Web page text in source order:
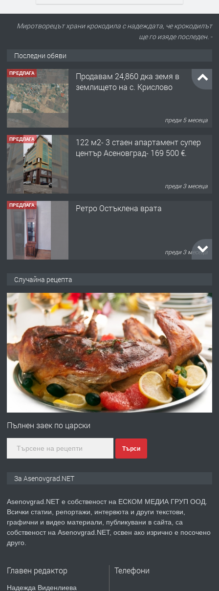
Миротворецът храни крокодила с надеждата, че крокодилът
ще го изяде последен. -
Последни обяви
ПРЕДЛАГА
Продавам 24,860 дка земя в
землището на с. Крислово
преди 5 месеца
ПРЕДЛАГА
122 м2- 3 стаен апартамент супер
център Асеновград- 169 500 €.
преди 3 месеца
ПРЕДЛАГА Ретро Остъклена врата
преди 3 месеца
преди 10 месеца
ПРЕДЛАГА
Професионална броячна машина -
със сертификат от ЕЦБ
преди 1 година
ПРЕДЛАГА
Професионална зеленчукорезачка
преди 2 години
ПРЕДЛАГА
Давам индивидуалани уроци по
Случайна рецепта
Пълнен заек по царски
Търси
За Asenovgrad.NET
Asenovgrad.NET е собственост на ЕСКОМ МЕДИА ГРУП ООД.
Всички статии, репортажи, интервюта и други текстови,
графични и видео материали, публикувани в сайта, са
собственост на Asenovgrad.NET, освен ако изрично е посочено
друго.
Главен редактор
Надежда Виденлиева
Телефони